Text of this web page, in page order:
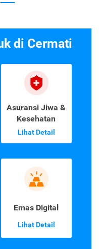
di Cermati
Asuransi Jiwa &
Kesehatan
Lihat Detail
Emas Digital
Lihat Detail